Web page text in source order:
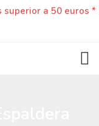
superior a 50 euros *